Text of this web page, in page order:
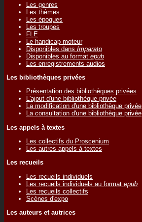
Les genres
Les thèmes
Les époques
Les troupes
FLE
Le handicap moteur
Disponibles dans Imparato
Disponibles au format epub
Les enregistrements audios
Les bibliothèques privées
Présentation des bibliothèques privées
L'ajout d'une bibliothèque privée
La modification d'une bibliothèque privée
La consultation d'une bibliothèque privée
Les appels à textes
Les collectifs du Proscenium
Les autres appels à textes
Les recueils
Les recueils individuels
Les recueils individuels au format epub
Les recueils collectifs
Scènes d'expo
Les auteurs et autrices